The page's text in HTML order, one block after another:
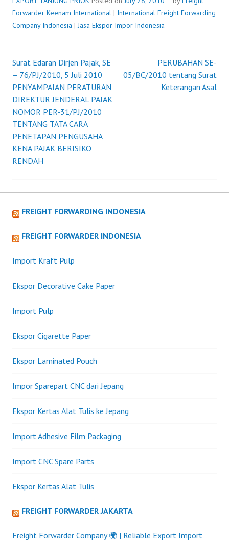
Forwarder Keenam International | International Freight Forwarding
Company Indonesia |Jasa Ekspor Impor Indonesia
Post
navigation
Surat Edaran Dirjen Pajak, SE
– 76/PJ/2010, 5 Juli 2010
PENYAMPAIAN PERATURAN
DIREKTUR JENDERAL PAJAK
NOMOR PER-31/PJ/2010
TENTANG TATA CARA
PENETAPAN PENGUSAHA
KENA PAJAK BERISIKO
RENDAH
PERUBAHAN SE-
05/BC/2010 tentang Surat
Keterangan Asal
FREIGHT FORWARDING INDONESIA
FREIGHT FORWARDER INDONESIA
Import Kraft Pulp
Ekspor Decorative Cake Paper
Import Pulp
Ekspor Cigarette Paper
Ekspor Laminated Pouch
Impor Sparepart CNC dari Jepang
Ekspor Kertas Alat Tulis ke Jepang
Import Adhesive Film Packaging
Import CNC Spare Parts
Ekspor Kertas Alat Tulis
FREIGHT FORWARDER JAKARTA
Freight Forwarder Company 🌍 | Reliable Export Import